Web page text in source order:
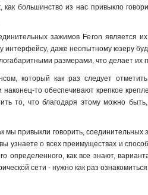
большинство из нас привыкло
зажимов Feron является
интерфейсу, даже неопытному юзеру
размерами, что делает их
который как раз следует
то обеспечивают крепкое
то, что благодаря этому можно
мы привыкли говорить,
узнаете о всех преимуществах и
как все знают,
сети - нужно как раз